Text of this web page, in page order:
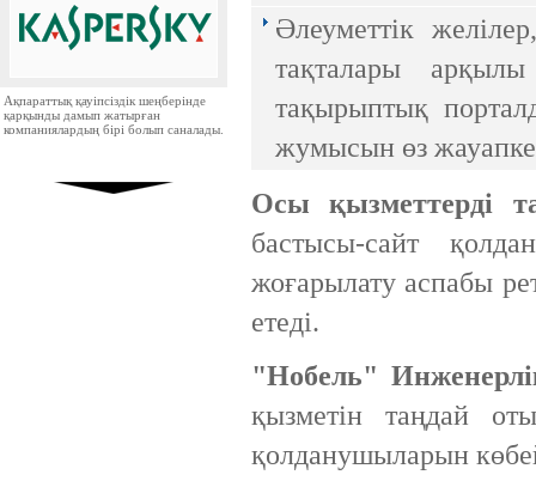
Ақпараттық қауіпсіздік шеңберінде
қарқынды дамып жатырған
компаниялардың бірі болып саналады.
Әлеуметтік
тақталары
тақырыптық
жумысын өз
Осы қызметтерді
бастысы-сайт
жоғарылату аспабы
етеді.
"Нобель"
қызметін таңдай
қолданушыларын